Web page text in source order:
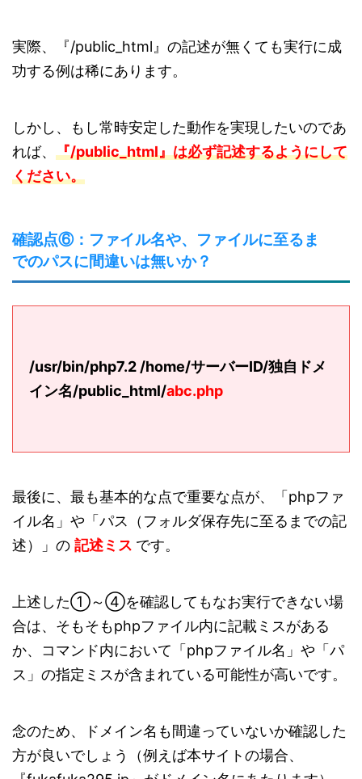
実際、『/public_html』の記述が無くても実行に成
功する例は稀にあります。
しかし、もし常時安定した動作を実現したいのであ
れば、 『/public_html』は必ず記述するようにして
ください。
確認点⑥：ファイル名や、ファイルに至るま
でのパスに間違いは無いか？
/usr/bin/php7.2/home/サーバーID/独自ドメ
イン名/public_html/abc.php
最後に、最も基本的な点で重要な点が、「phpファ
イル名」や「パス（フォルダ保存先に至るまでの記
述）」の 記述ミス です。
上述した①～④を確認してもなお実行できない場
合は、そもそもphpファイル内に記載ミスがある
か、コマンド内において「phpファイル名」や「パ
ス」の指定ミスが含まれている可能性が高いです。
念のため、ドメイン名も間違っていないか確認した
方が良いでしょう（例えば本サイトの場合、